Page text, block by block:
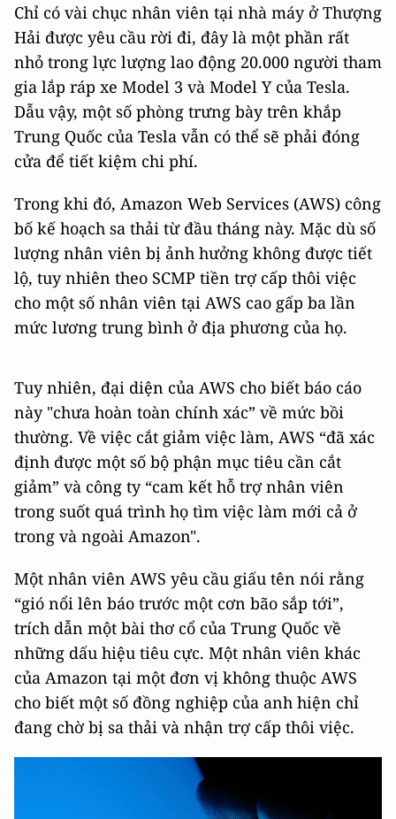
Chỉ có vài chục nhân viên tại nhà máy ở Thượng
Hải được yêu cầu rời đi, đây là một phần rất
nhỏ trong lực lượng lao động 20.000 người tham
gia lắp ráp xe Model 3 và Model Y của Tesla.
Dẫu vậy, một số phòng trưng bày trên khắp
Trung Quốc của Tesla vẫn có thể sẽ phải đóng
cửa để tiết kiệm chi phí.
Trong khi đó, Amazon Web Services (AWS) công
bố kế hoạch sa thải từ đầu tháng này. Mặc dù số
lượng nhân viên bị ảnh hưởng không được tiết
lộ, tuy nhiên theo SCMP tiền trợ cấp thôi việc
cho một số nhân viên tại AWS cao gấp ba lần
mức lương trung bình ở địa phương của họ.
Tuy nhiên, đại diện của AWS cho biết báo cáo
này "chưa hoàn toàn chính xác” về mức bồi
thường. Về việc cắt giảm việc làm, AWS “đã xác
định được một số bộ phận mục tiêu cần cắt
giảm” và công ty “cam kết hỗ trợ nhân viên
trong suốt quá trình họ tìm việc làm mới cả ở
trong và ngoài Amazon".
Một nhân viên AWS yêu cầu giấu tên nói rằng
“gió nổi lên báo trước một cơn bão sắp tới”,
trích dẫn một bài thơ cổ của Trung Quốc về
những dấu hiệu tiêu cực. Một nhân viên khác
của Amazon tại một đơn vị không thuộc AWS
cho biết một số đồng nghiệp của anh hiện chỉ
đang chờ bị sa thải và nhận trợ cấp thôi việc.